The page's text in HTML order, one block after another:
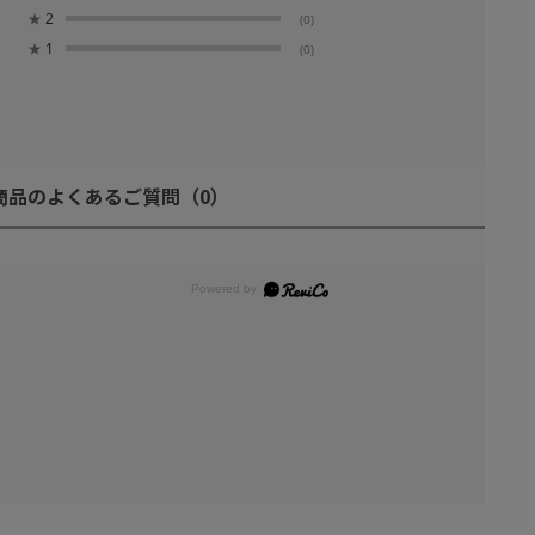
★ 2 (0)
★ 1 (0)
品のよくあるご質問 （0）